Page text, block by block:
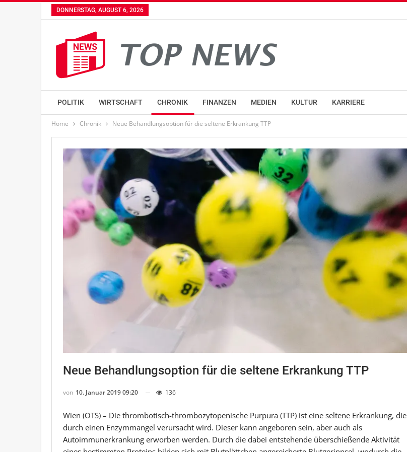
DONNERSTAG, AUGUST 6, 2026
POLITIK WIRTSCHAFT CHRONIK FINANZEN MEDIEN KULTUR KARRIERE
Home Chronik Neue Behandlungsoption für die seltene Erkrankung TTP
Neue Behandlungsoption für die seltene Erkrankung TTP
von 10. Januar 2019 09:20 136
Wien (OTS) – Die thrombotisch-thrombozytopenische Purpura (TTP) ist eine seltene Erkrankung, die
durch einen Enzymmangel verursacht wird. Dieser kann angeboren sein, aber auch als
Autoimmunerkrankung erworben werden. Durch die dabei entstehende überschießende Aktivität